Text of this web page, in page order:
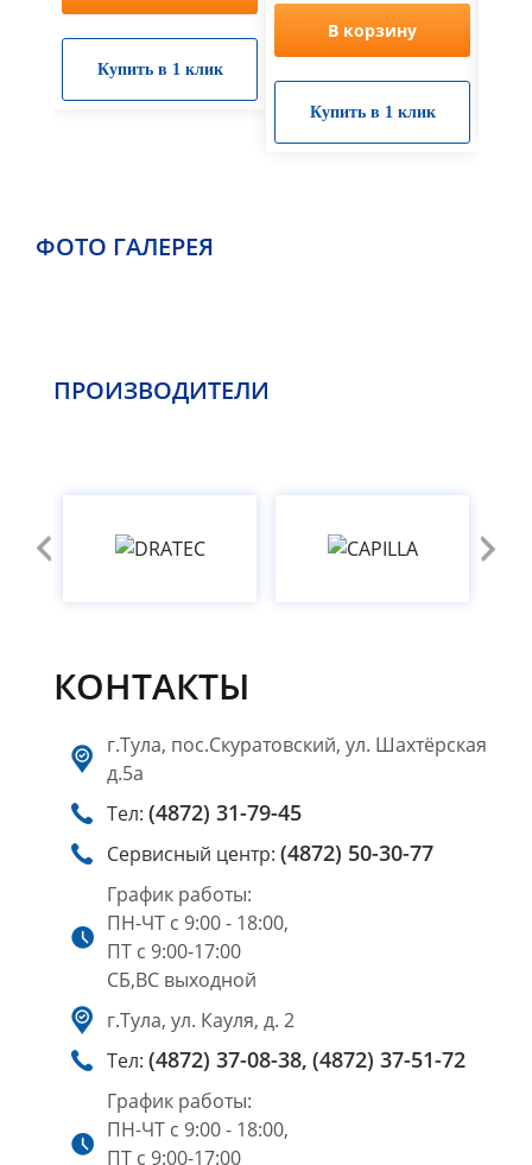
Купить в 1 клик
В корзину
Купить в 1 клик
ФОТО ГАЛЕРЕЯ
ПРОИЗВОДИТЕЛИ
КОНТАКТЫ
г.Тула, пос.Скуратовский, ул. Шахтёрская
д.5а
Тел: (4872) 31-79-45
Сервисный центр: (4872) 50-30-77
График работы:
ПН-ЧТ с 9:00 - 18:00,
ПТ с 9:00-17:00
СБ,ВС выходной
г.Тула, ул. Кауля, д. 2
Тел: (4872) 37-08-38, (4872) 37-51-72
График работы:
ПН-ЧТ с 9:00 - 18:00,
ПТ с 9:00-17:00